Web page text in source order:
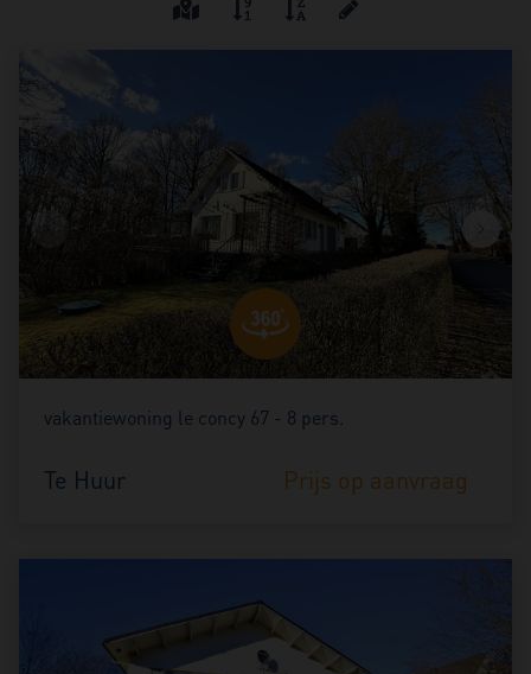
vakantiewoning le concy 67 - 8 pers.
Te Huur Prijs op aanvraag